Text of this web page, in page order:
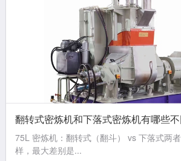
翻转式密炼机和下落式密炼机有哪些不
75L 密炼机：翻转式（翻斗） vs 下落式两
样，最大差别是...